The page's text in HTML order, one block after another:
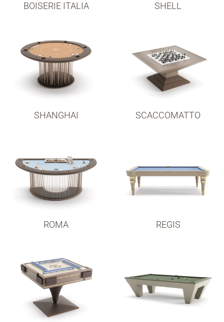
BOISERIE ITALIA SHELL
SHANGHAI SCACCOMATTO
ROMA REGIS